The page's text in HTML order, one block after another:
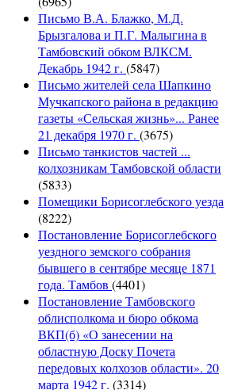
Письмо В.А. Блажко, М.Д.
Брызгалова и П.Г. Малыгина в
Тамбовский обком ВЛКСМ.
Декабрь 1942 г. (5847)
Письмо жителей села Шапкино
Мучкапского района в редакцию
газеты «Сельская жизнь»... Ранее
21 декабря 1970 г. (3675)
Письмо танкистов частей ...
колхозникам Тамбовской области
(5833)
Помещики Борисоглебского уезда
(8222)
Постановление Борисоглебского
уездного земского собрания
бывшего в сентябре месяце 1871
года. Тамбов (4401)
Постановление Тамбовского
облисполкома и бюро обкома
ВКП(б) «О занесении на
областную Доску Почета
передовых колхозов области». 20
марта 1942 г. (3314)